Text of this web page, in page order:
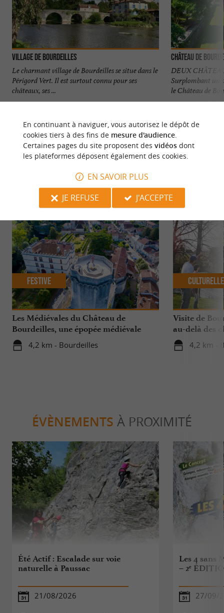
Village de Bourdeilles
Le charmant village de Bourdeilles se situe dans le
Périgord Vert. Il est surtout connu pour ses
châteaux, ses ...
DEUX
Surplombant un
le Château de
NOUS AVONS TESTÉPOUR VOUS
Les Médiévales du Château de
Bourdeilles, une épopée médiévale
incontournable
4,2 km - Bourdeilles
Festive
Visite de
au-delà des
4,2 km -
Culturelle
ÉVÈNEMENTS À PROXIMITÉ
Été Actif : Escalade sur voie
naturelle à Paussac
21/08/2026
Les 4 sans
– 2ᵉ
27/09/
En continuant à naviguer, vous autorisez le dépôt de
cookies tiers à des fins de mesure d'audience.
Certaines pages du site proposent des vidéosdont
les plateformes déposent également des cookies.
EN SAVOIR PLUS
JE REFUSE
J'ACCEPTE